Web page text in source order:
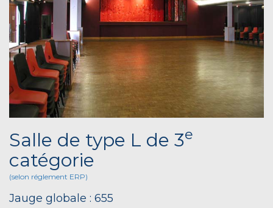
Salle de type L de 3e
catégorie
(selon réglement ERP)
Jauge globale : 655